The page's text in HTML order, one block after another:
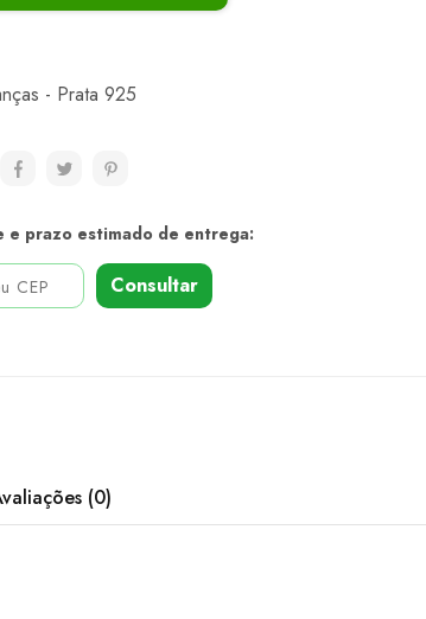
- Prata 925
e prazo estimado de entrega:
Consultar
(0)